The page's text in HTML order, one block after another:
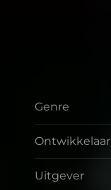
Genre
Ontwikkelaar
Uitgever